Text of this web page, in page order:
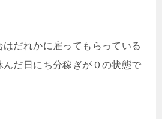
はだれかに雇ってもらっている
だ日にち分稼ぎが０の状態で